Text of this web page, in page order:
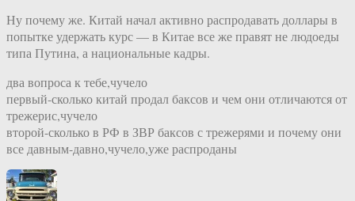
Ну почему же. Китай начал активно распродавать доллары в
попытке удержать курс — в Китае все же правят не людоеды
типа Путина, а национальные кадры.
два вопроса к тебе,чучело
первый-сколько китай продал баксов и чем они отличаются от
трежерис,чучело
второй-сколько в РФ в ЗВР баксов с трежерями и почему они
все давным-давно,чучело,уже распроданы